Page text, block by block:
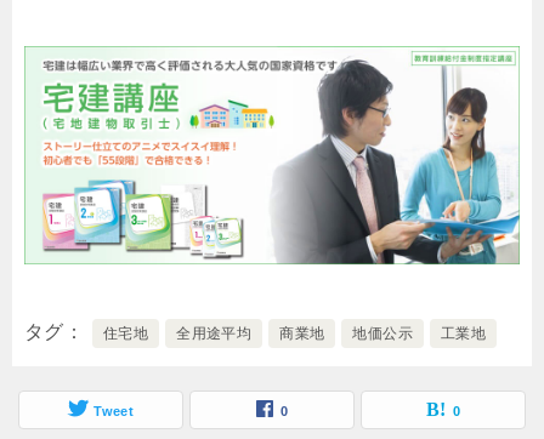
タグ 住宅地 全用途平均 商業地 地価公示 工業地
Tweet 0 0